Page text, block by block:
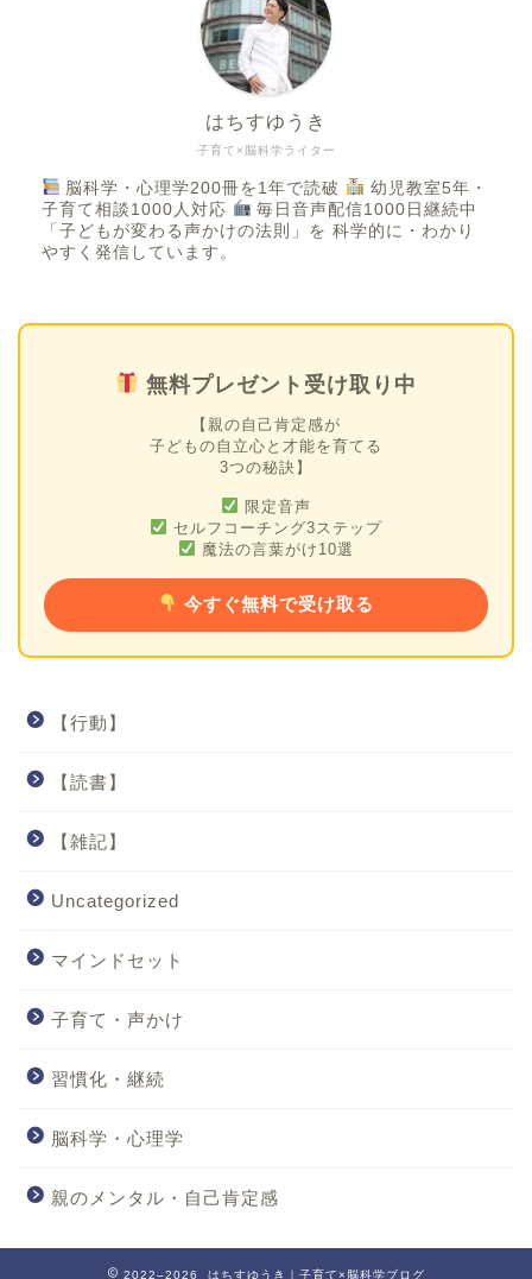
子育て×脳科学ライター
はちすゆうき
脳科学・心理学200冊を1年で読破
幼児教室5年・
子育て相談1000人対応
毎日音声配信1000日継続中
「子どもが変わる声かけの法則」を 科学的に・わかり
やすく発信しています。
無料プレゼント受け取り中
【親の自己肯定感が
子どもの自立心と才能を育てる
3つの秘訣】
限定音声
セルフコーチング3ステップ
魔法の言葉がけ10選
今すぐ無料で受け取る
【行動】
【読書】
【雑記】
Uncategorized
マインドセット
子育て・声かけ
習慣化・継続
脳科学・心理学
親のメンタル・自己肯定感
2022–2026 はちすゆうき｜子育て×脳科学ブログ